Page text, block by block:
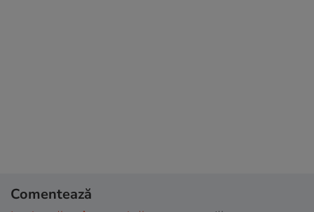
Comentează